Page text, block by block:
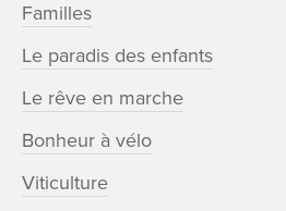
Familles
Le paradis des enfants
Le rêve en marche
Bonheur à vélo
Viticulture